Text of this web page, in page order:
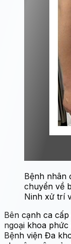
Bệnh nhân
chuyển về
Ninh xử trí
Bên cạnh ca
ngoại khoa
Bệnh viện Đa